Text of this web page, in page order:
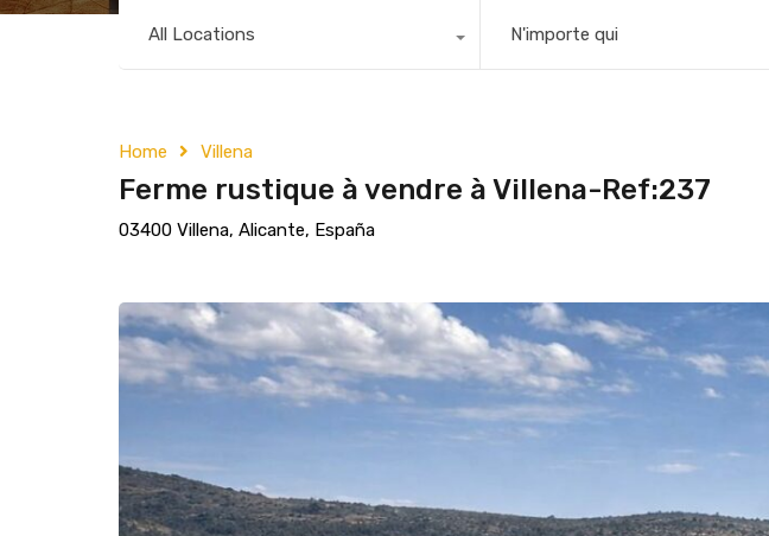
All Locations N'importe qui
Home Villena
Ferme rustique à vendre à Villena-Ref:237
03400 Villena, Alicante, España